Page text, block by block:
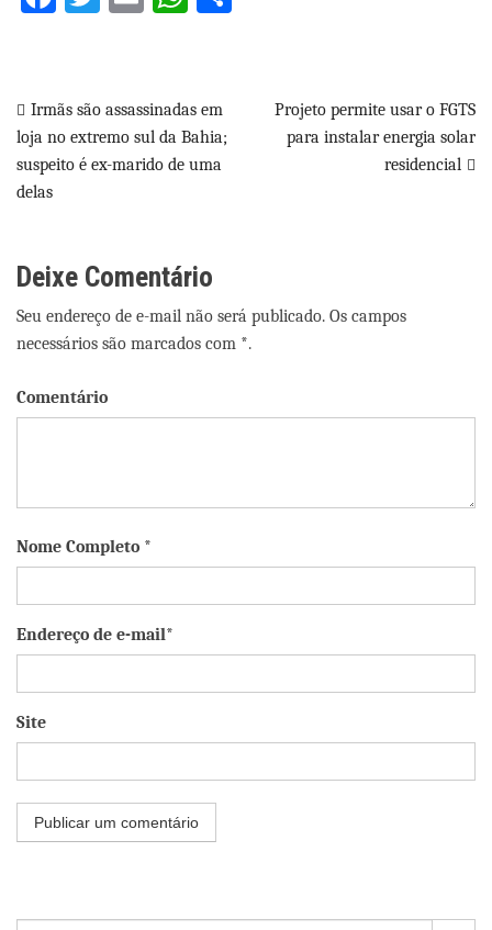
Navegação
de
Post
Irmãs são assassinadas em
loja no extremo sul da Bahia;
suspeito é ex-marido de uma
delas
Projeto permite usar o FGTS
para instalar energia solar
residencial
Deixe Comentário
Seu endereço de e-mail não será publicado. Os campos
necessários são marcados com *.
Comentário
Nome Completo *
Endereço de e-mail*
Site